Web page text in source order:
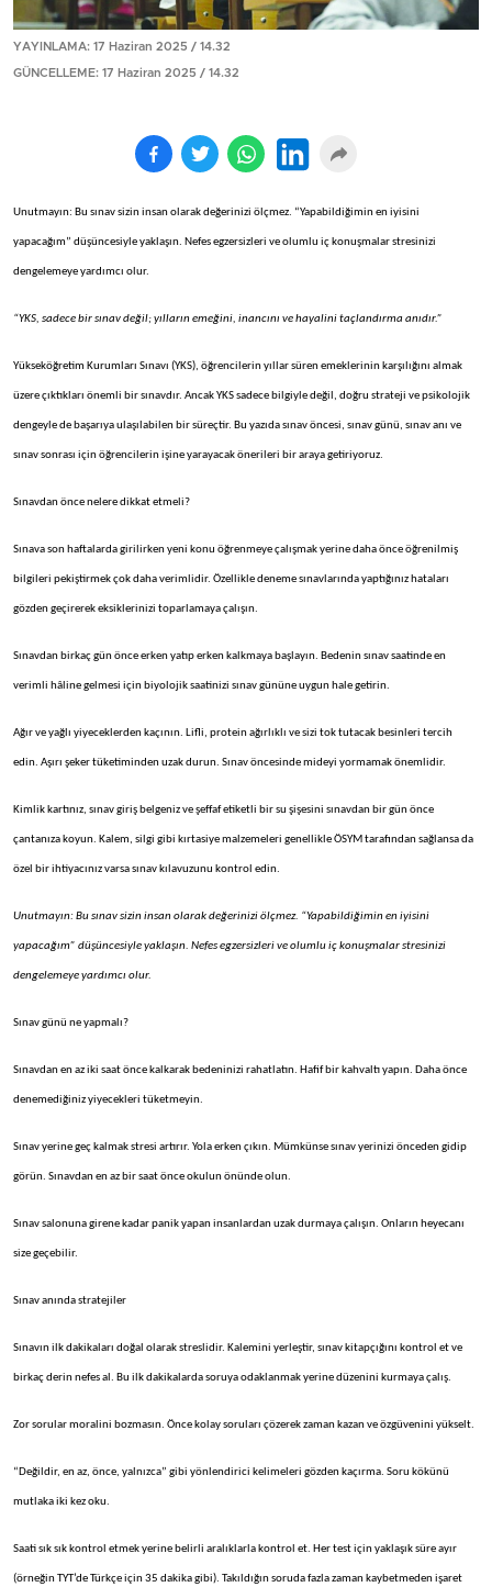
YAYINLAMA: 17 Haziran 2025 / 14.32
GÜNCELLEME: 17 Haziran 2025 / 14.32
Unutmayın: Bu sınav sizin insan olarak değerinizi ölçmez. “Yapabildiğimin en iyisini
yapacağım” düşüncesiyle yaklaşın. Nefes egzersizleri ve olumlu iç konuşmalar stresinizi
dengelemeye yardımcı olur.
“YKS, sadece bir sınav değil; yılların emeğini, inancını ve hayalini taçlandırma anıdır.”
Yükseköğretim Kurumları Sınavı (YKS), öğrencilerin yıllar süren emeklerinin karşılığını almak
üzere çıktıkları önemli bir sınavdır. Ancak YKS sadece bilgiyle değil, doğru strateji ve psikolojik
dengeyle de başarıya ulaşılabilen bir süreçtir. Bu yazıda sınav öncesi, sınav günü, sınav anı ve
sınav sonrası için öğrencilerin işine yarayacak önerileri bir araya getiriyoruz.
Sınavdan önce nelere dikkat etmeli?
Sınava son haftalarda girilirken yeni konu öğrenmeye çalışmak yerine daha önce öğrenilmiş
bilgileri pekiştirmek çok daha verimlidir. Özellikle deneme sınavlarında yaptığınız hataları
gözden geçirerek eksiklerinizi toparlamaya çalışın.
Sınavdan birkaç gün önce erken yatıp erken kalkmaya başlayın. Bedenin sınav saatinde en
verimli hâline gelmesi için biyolojik saatinizi sınav gününe uygun hale getirin.
Ağır ve yağlı yiyeceklerden kaçının. Lifli, protein ağırlıklı ve sizi tok tutacak besinleri tercih
edin. Aşırı şeker tüketiminden uzak durun. Sınav öncesinde mideyi yormamak önemlidir.
Kimlik kartınız, sınav giriş belgeniz ve şeffaf etiketli bir su şişesini sınavdan bir gün önce
çantanıza koyun. Kalem, silgi gibi kırtasiye malzemeleri genellikle ÖSYM tarafından sağlansa da
özel bir ihtiyacınız varsa sınav kılavuzunu kontrol edin.
Unutmayın: Bu sınav sizin insan olarak değerinizi ölçmez. “Yapabildiğimin en iyisini
yapacağım” düşüncesiyle yaklaşın. Nefes egzersizleri ve olumlu iç konuşmalar stresinizi
dengelemeye yardımcı olur.
Sınav günü ne yapmalı?
Sınavdan en az iki saat önce kalkarak bedeninizi rahatlatın. Hafif bir kahvaltı yapın. Daha önce
denemediğiniz yiyecekleri tüketmeyin.
Sınav yerine geç kalmak stresi artırır. Yola erken çıkın. Mümkünse sınav yerinizi önceden gidip
görün. Sınavdan en az bir saat önce okulun önünde olun.
Sınav salonuna girene kadar panik yapan insanlardan uzak durmaya çalışın. Onların heyecanı
size geçebilir.
Sınav anında stratejiler
Sınavın ilk dakikaları doğal olarak streslidir. Kalemini yerleştir, sınav kitapçığını kontrol et ve
birkaç derin nefes al. Bu ilk dakikalarda soruya odaklanmak yerine düzenini kurmaya çalış.
Zor sorular moralini bozmasın. Önce kolay soruları çözerek zaman kazan ve özgüvenini yükselt.
“Değildir, en az, önce, yalnızca” gibi yönlendirici kelimeleri gözden kaçırma. Soru kökünü
mutlaka iki kez oku.
Saati sık sık kontrol etmek yerine belirli aralıklarla kontrol et. Her test için yaklaşık süre ayır
(örneğin TYT’de Türkçe için 35 dakika gibi). Takıldığın soruda fazla zaman kaybetmeden işaret